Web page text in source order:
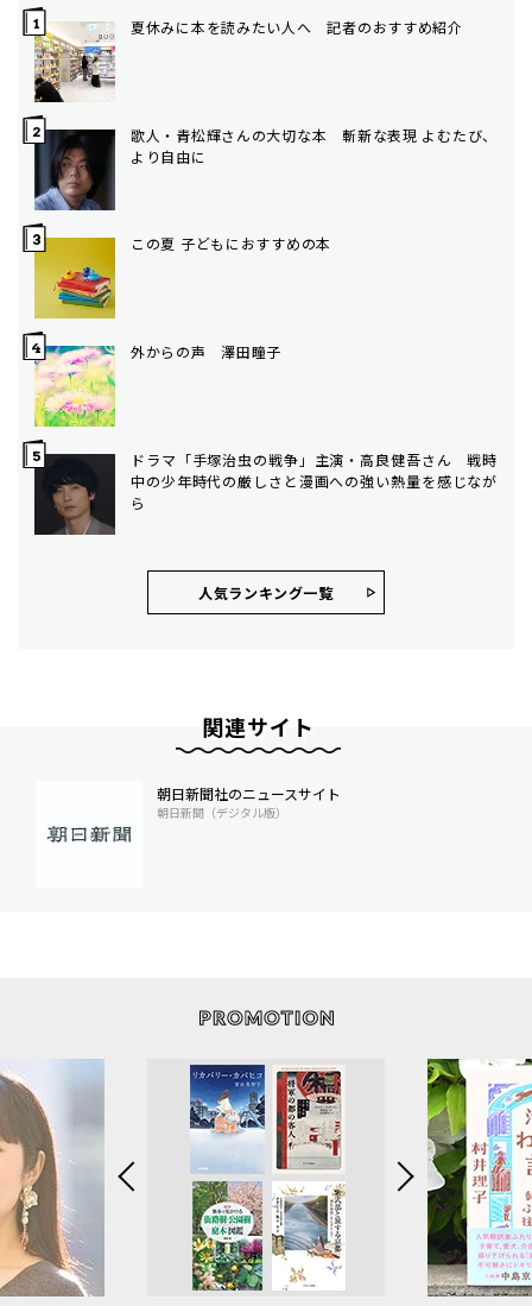
夏休みに本を読みたい人へ 記者のおすすめ紹介
歌人・青松輝さんの大切な本 斬新な表現 よむたび、
より自由に
この夏 子どもにおすすめの本
外からの声 澤田瞳子
ドラマ「手塚治虫の戦争」主演・高良健吾さん 戦時
中の少年時代の厳しさと漫画への強い熱量を感じなが
ら
人気ランキング⼀覧
関連サイト
朝日新聞社のニュースサイト
朝日新聞（デジタル版）